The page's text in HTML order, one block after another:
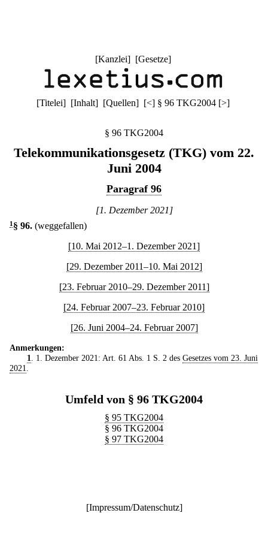
[Kanzlei] [Gesetze]
[Titelei] [Inhalt] [Quellen] [<] § 96 TKG2004 [>]
§ 96 TKG2004
Telekommunikationsgesetz (TKG) vom 22.
Juni 2004
Paragraf 96
[1. Dezember 2021]
1 § 96. (weggefallen)
[10. Mai 2012–1. Dezember 2021]
[29. Dezember 2011–10. Mai 2012]
[23. Februar 2010–29. Dezember 2011]
[24. Februar 2007–23. Februar 2010]
[26. Juni 2004–24. Februar 2007]
Anmerkungen:
1
. 1. Dezember 2021: Art. 61 Abs. 1 S. 2 des Gesetzes vom 23. Juni
2021
Umfeld von § 96 TKG2004
§ 95 TKG2004
§ 96 TKG2004
§ 97 TKG2004
[Impressum/Datenschutz]